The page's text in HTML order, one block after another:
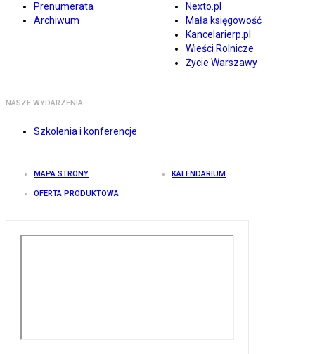
Prenumerata
Archiwum
Nexto.pl
Mała księgowość
Kancelarierp.pl
Wieści Rolnicze
Życie Warszawy
NASZE WYDARZENIA
Szkolenia i konferencje
MAPA STRONY KALENDARIUM
OFERTA PRODUKTOWA